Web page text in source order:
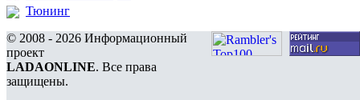
Тюнинг
© 2008 - 2026 Информационный
проект
LADAONLINE. Все права
защищены.